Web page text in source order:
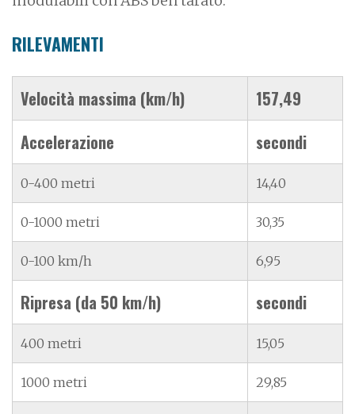
RILEVAMENTI
Velocità massima (km/h)
157,49
Accelerazione
secondi
0-400 metri 14,40
0-1000 metri 30,35
0-100 km/h 6,95
Ripresa (da 50 km/h) secondi
400 metri 15,05
1000 metri 29,85